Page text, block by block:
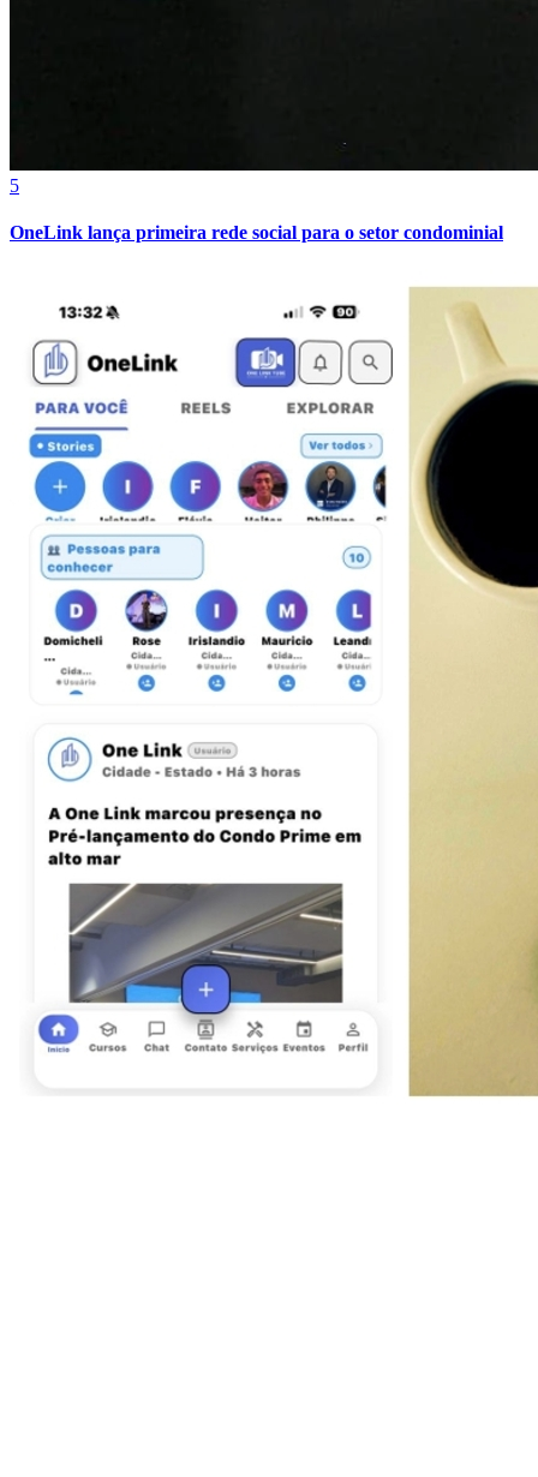
Vitória
Sport
5
OneLink lança primeira rede social para o setor condominial